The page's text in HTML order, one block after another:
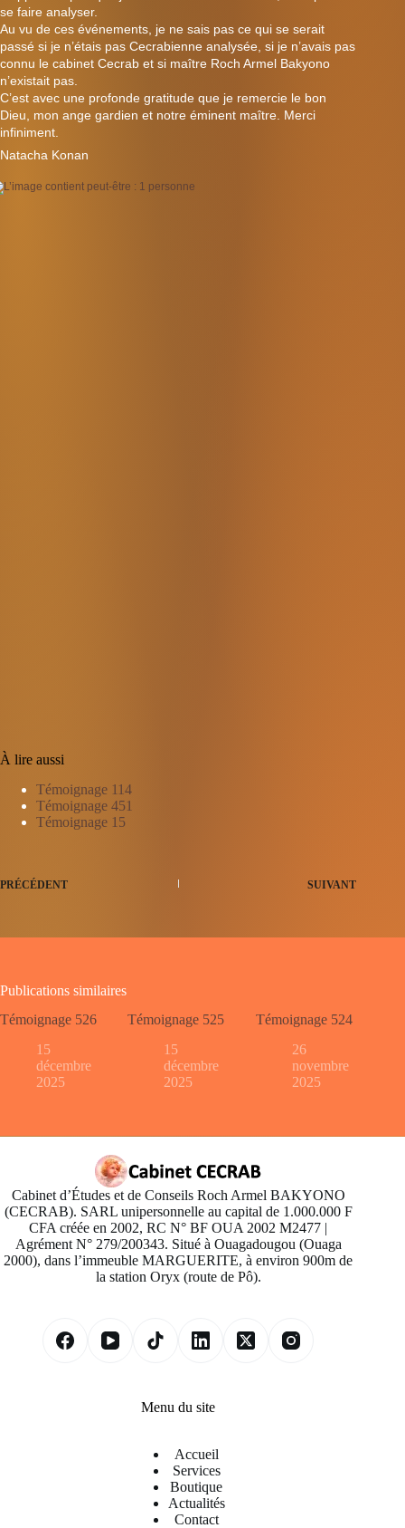
se faire analyser.
Au vu de ces événements, je ne sais pas ce qui se serait
passé si je n’étais pas Cecrabienne analysée, si je n’avais pas
connu le cabinet Cecrab et si maître Roch Armel Bakyono
n’existait pas.
C’est avec une profonde gratitude que je remercie le bon
Dieu, mon ange gardien et notre éminent maître. Merci
infiniment.
Natacha Konan
À lire aussi
Témoignage 114
Témoignage 451
Témoignage 15
PRÉCÉDENT SUIVANT
Publications similaires
Témoignage 526
15
décembre
2025
Témoignage 525
15
décembre
2025
Témoignage 524
26
novembre
2025
Cabinet d’Études et de Conseils Roch Armel BAKYONO
(CECRAB). SARL unipersonnelle au capital de 1.000.000 F
CFA créée en 2002, RC N° BF OUA 2002 M2477 |
Agrément N° 279/200343. Situé à Ouagadougou (Ouaga
2000), dans l’immeuble MARGUERITE, à environ 900m de
la station Oryx (route de Pô).
Menu du site
Accueil
Services
Boutique
Actualités
Contact